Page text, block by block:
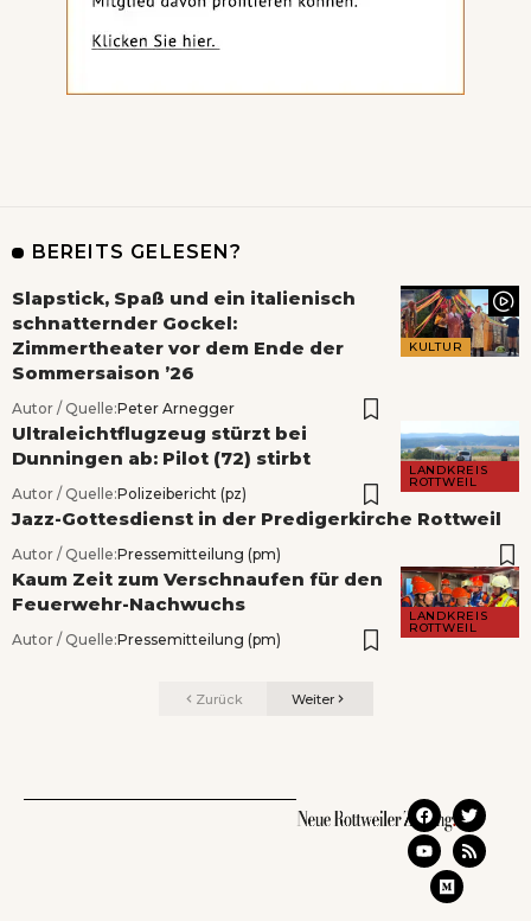
BEREITS GELESEN?
KULTUR
Slapstick, Spaß und ein italienisch
schnatternder Gockel:
Zimmertheater vor dem Ende der
Sommersaison ’26
Autor / Quelle:Peter Arnegger
LANDKREIS
ROTTWEIL
Ultraleichtflugzeug stürzt bei
Dunningen ab: Pilot (72) stirbt
Autor / Quelle:Polizeibericht (pz)
Jazz-Gottesdienst in der Predigerkirche Rottweil
Autor / Quelle:Pressemitteilung (pm)
LANDKREIS
ROTTWEIL
Kaum Zeit zum Verschnaufen für den
Feuerwehr-Nachwuchs
Autor / Quelle:Pressemitteilung (pm)
Zurück Weiter